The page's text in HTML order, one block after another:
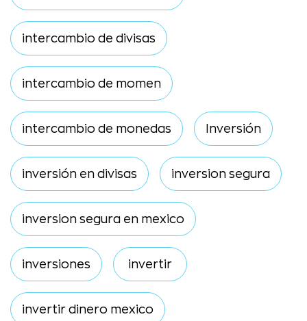
intercambio de divisas
intercambio de momen
intercambio de monedas Inversión
inversión en divisas inversion segura
inversion segura en mexico
inversiones invertir
invertir dinero mexico